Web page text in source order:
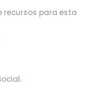
recursos para esta